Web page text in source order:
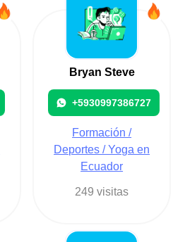
Bryan Steve
+5930997386727
Formación /
Deportes / Yoga en
Ecuador
249 visitas